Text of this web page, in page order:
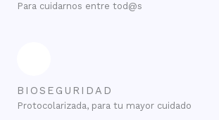
Para cuidarnos entre tod@s
BIOSEGURIDAD
Protocolarizada, para tu mayor cuidado